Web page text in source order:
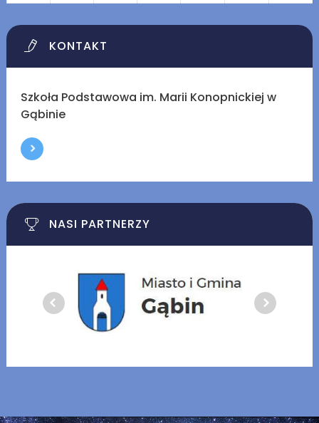
KONTAKT
Szkoła Podstawowa im. Marii Konopnickiej w
Gąbinie
NASI PARTNERZY